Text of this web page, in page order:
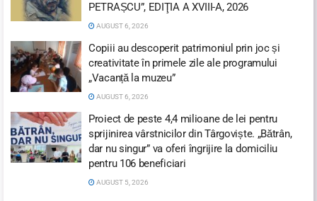
PETRAȘCU”, EDIŢIA A XVIII-A, 2026
AUGUST 6, 2026
Copiii au descoperit patrimoniul prin joc și
creativitate în primele zile ale programului
„Vacanță la muzeu”
AUGUST 6, 2026
Proiect de peste 4,4 milioane de lei pentru
sprijinirea vârstnicilor din Târgoviște. „Bătrân,
dar nu singur” va oferi îngrijire la domiciliu
pentru 106 beneficiari
AUGUST 5, 2026